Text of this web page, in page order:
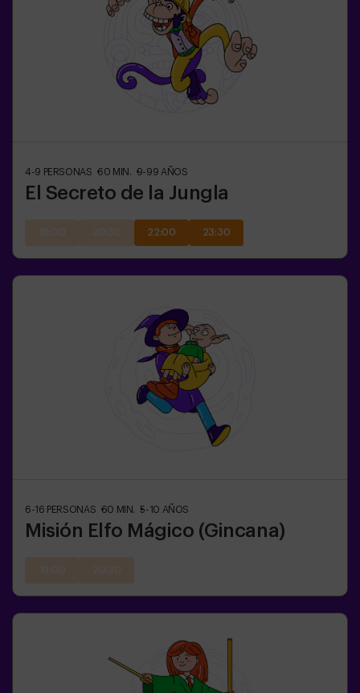
4-9 PERSONAS 60 MIN. 9-99 AÑOS
El Secreto de la Jungla
22:00 23:30
6-16 PERSONAS 60 MIN. 5-10 AÑOS
Misión Elfo Mágico (Gincana)